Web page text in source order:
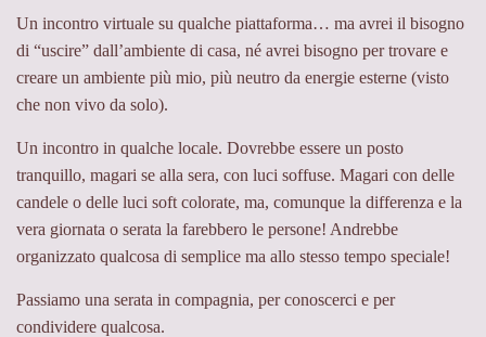
Un incontro virtuale su qualche piattaforma… ma avrei il bisogno
di “uscire” dall’ambiente di casa, né avrei bisogno per trovare e
creare un ambiente più mio, più neutro da energie esterne (visto
che non vivo da solo).
Un incontro in qualche locale. Dovrebbe essere un posto
tranquillo, magari se alla sera, con luci soffuse. Magari con delle
candele o delle luci soft colorate, ma, comunque la differenza e la
vera giornata o serata la farebbero le persone! Andrebbe
organizzato qualcosa di semplice ma allo stesso tempo speciale!
Passiamo una serata in compagnia, per conoscerci e per
condividere qualcosa.